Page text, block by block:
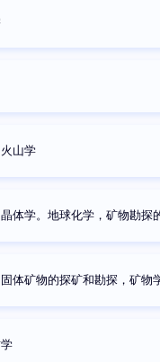
山学
体学。地球化学，矿物勘探
体矿物的探矿和勘探，矿物